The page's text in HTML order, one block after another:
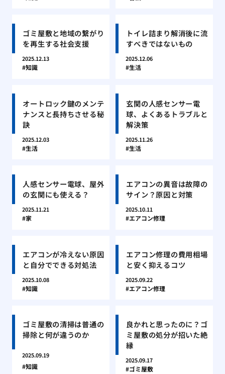
ゴミ屋敷と地域の繋がり
を再生する社会支援
2025.12.13
知識
トイレ詰まり解消後に流
すべきではないもの
2025.12.06
生活
オートロック鍵のメンテ
ナンスと長持ちさせる秘
訣
2025.12.03
生活
玄関の人感センサー電
球、よくあるトラブルと
解決策
2025.11.26
生活
人感センサー電球、屋外
の玄関にも使える？
2025.11.21
家
エアコンの異音は故障の
サイン？原因と対策
2025.10.11
エアコン修理
エアコンが冷えない原因
と自分でできる対処法
2025.10.08
知識
エアコン修理の費用相場
と安く抑えるコツ
2025.09.22
エアコン修理
ゴミ屋敷の清掃は普通の
掃除と何が違うのか
2025.09.19
知識
良かれと思ったのに？ゴ
ミ屋敷の処分が招いた絶
縁
2025.09.17
ゴミ屋敷